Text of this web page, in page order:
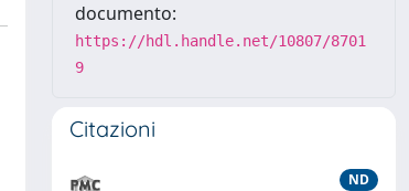
documento:
https://hdl.handle.net/10807/8701
9
Citazioni
ND